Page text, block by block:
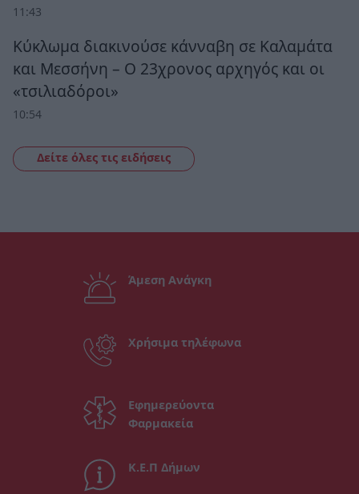
11:43
Κύκλωμα διακινούσε κάνναβη σε Καλαμάτα
και Μεσσήνη – Ο 23χρονος αρχηγός και οι
«τσιλιαδόροι»
10:54
Δείτε όλες τις ειδήσεις
Άμεση Ανάγκη
Χρήσιμα τηλέφωνα
Εφημερεύοντα
Φαρμακεία
Κ.Ε.Π Δήμων